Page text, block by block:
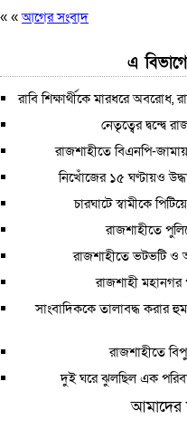
« «আগের সংবাদ
এ
রাবি শিক্ষার্থীকে মারধরে অবরোধ,
নেতৃত্বের দ্বন্দ্বে
রাজশাহীতে বিএনপি-
নিখোঁজের ১৫ ঘণ্টায়ও
চারঘাটে স্বামীকে
রাজশাহীতে
রাজশাহীতে ভটভটি ও
রাজশাহী
সাংবাদিককে তালাবদ্ধ করার
রাজশাহীতে
দুই ঘরে ঝুলছিল এক